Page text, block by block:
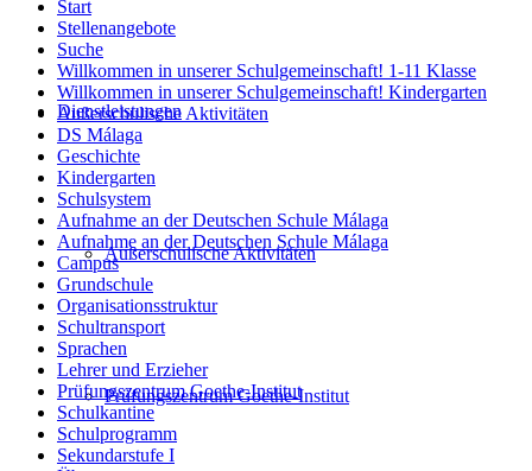
Dienstleistungen
Außerschulische Aktivitäten
Prüfungszentrum Goethe-Institut
Start
Stellenangebote
Suche
Willkommen in unserer Schulgemeinschaft! 1-11 Klasse
Willkommen in unserer Schulgemeinschaft! Kindergarten
Außerschulische Aktivitäten
DS Málaga
Geschichte
Kindergarten
Schulsystem
Aufnahme an der Deutschen Schule Málaga
Aufnahme an der Deutschen Schule Málaga
Campus
Grundschule
Organisationsstruktur
Schultransport
Sprachen
Lehrer und Erzieher
Prüfungszentrum Goethe-Institut
Schulkantine
Schulprogramm
Sekundarstufe I